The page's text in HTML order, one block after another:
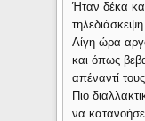
Ήταν δέκα
Λίγη ώρα
και όπως
απέναντί
Πιο
να κατανοήσει